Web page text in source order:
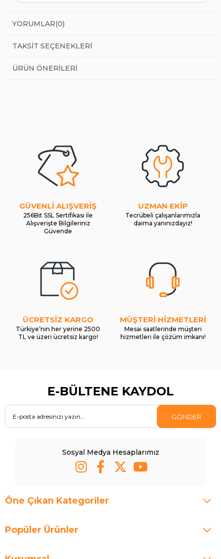
YORUMLAR(0)
TAKSIT SEÇENEKLERI
ÜRÜN ÖNERILERI
GÜVENLİ ALIŞVERİŞ
256Bit SSL Sertifikası ile
Alışverişte Bilgileriniz
Güvende
UZMAN EKİP
Tecrübeli çalışanlarımızla
daima yanınızdayız!
ÜCRETSİZ KARGO
Türkiye’nin her yerine 2500
TL ve üzeri ücretsiz kargo!
MÜŞTERİ HİZMETLERİ
Mesai saatlerinde müşteri
hizmetleri ile çözüm imkanı!
E-BÜLTENE KAYDOL
GÖNDER
Sosyal Medya Hesaplarımız
Öne Çıkan Kategoriler
Popüler Ürünler